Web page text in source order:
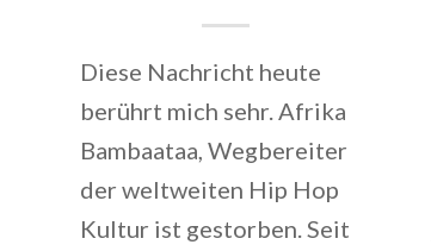
Diese Nachricht heute
berührt mich sehr. Afrika
Bambaataa, Wegbereiter
der weltweiten Hip Hop
Kultur ist gestorben. Seit